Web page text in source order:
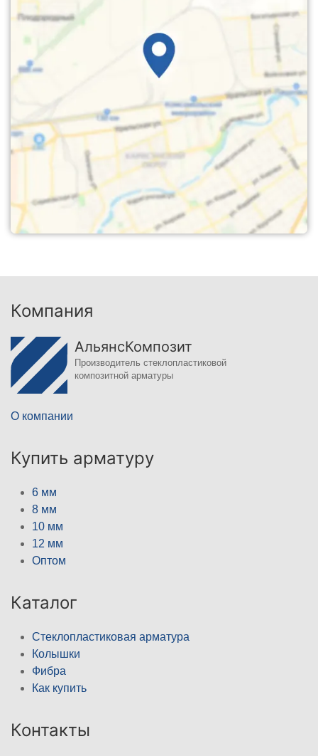
Компания
АльянсКомпозит
Производитель стеклопластиковой
композитной арматуры
О компании
Купить арматуру
6 мм
8 мм
10 мм
12 мм
Оптом
Каталог
Стеклопластиковая арматура
Колышки
Фибра
Как купить
Контакты